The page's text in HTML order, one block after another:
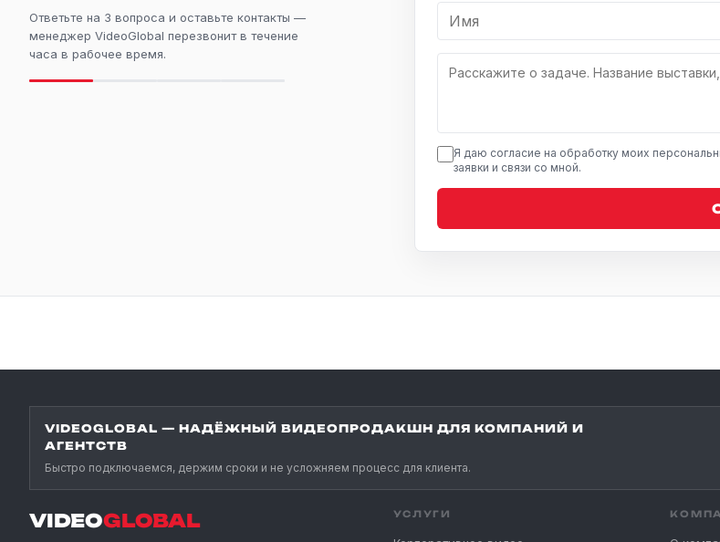
Ответьте на 3 вопроса и оставьте контакты —
менеджер VideoGlobal перезвонит в течение
часа в рабочее время.
Я даю согласие на обработку моих
заявки и связи со мной.
VIDEOGLOBAL — НАДЁЖНЫЙ ВИДЕОПРОДАКШН ДЛЯ КОМПАНИЙ И
АГЕНТСТВ
Быстро подключаемся, держим сроки и не усложняем процесс для клиента.
VIDEOGLOBAL УСЛУГИ